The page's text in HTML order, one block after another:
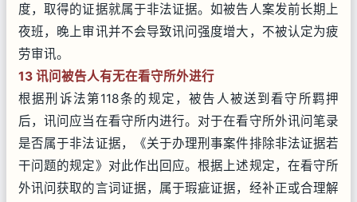
度，取得的证据就属于非法证据。如被告人案发前长期上
夜班，晚上审讯并不会导致讯问强度增大，不被认定为疲
劳审讯。
13 讯问被告人有无在看守所外进行
根据刑诉法第118条的规定，被告人被送到看守所羁押
后，讯问应当在看守所内进行。对于在看守所外讯问笔录
是否属于非法证据，《关于办理刑事案件排除非法证据若
干问题的规定》对此作出回应。根据上述规定，在看守所
外讯问获取的言词证据，属于瑕疵证据，经补正或合理解